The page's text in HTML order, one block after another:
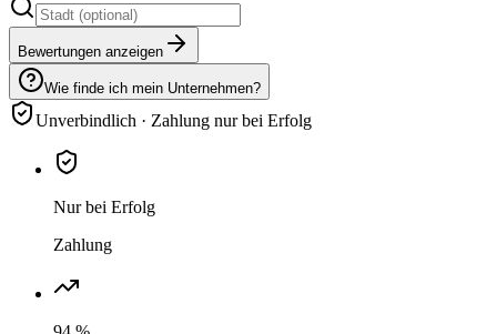
Bewertungen anzeigen
Wie finde ich mein Unternehmen?
Unverbindlich · Zahlung nur bei Erfolg
Nur bei Erfolg
Zahlung